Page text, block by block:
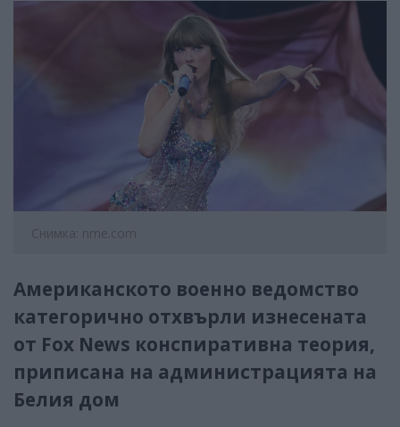
Снимка: nme.com
Американското военно ведомство
категорично отхвърли изнесената
от Fox News конспиративна теория,
приписана на администрацията на
Белия дом